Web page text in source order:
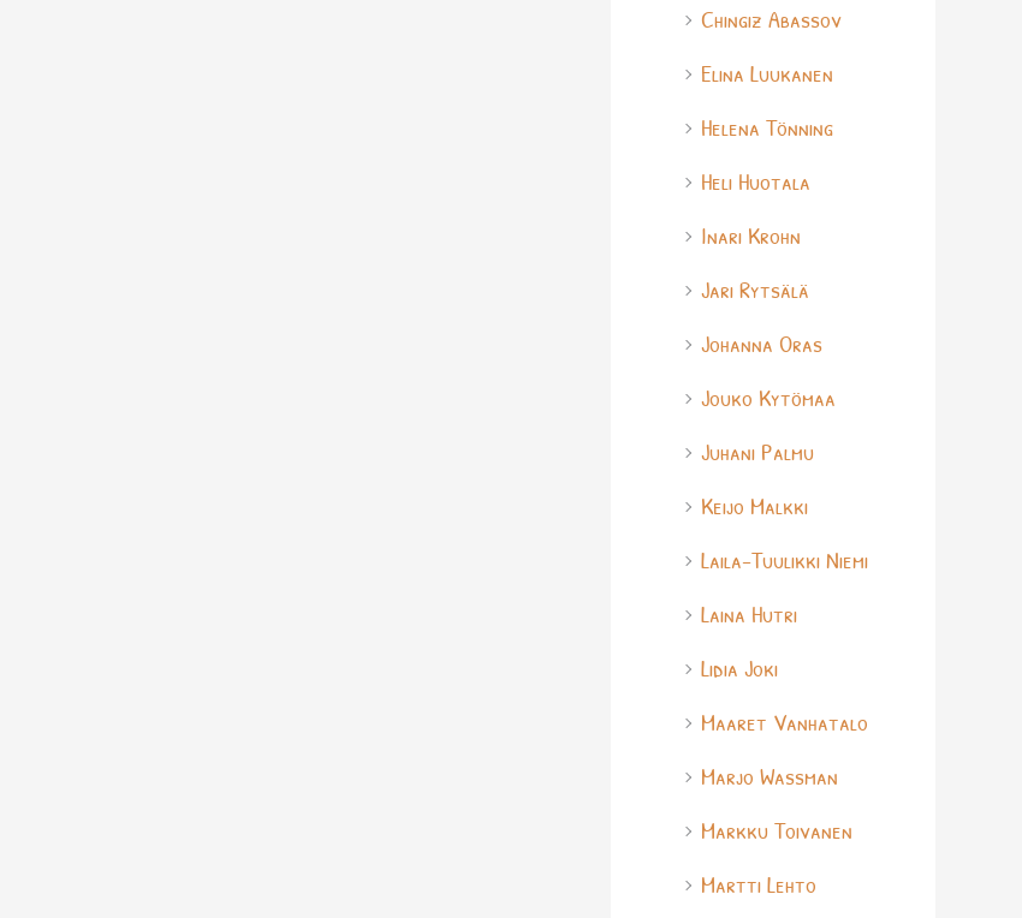
Chingiz Abassov
Elina Luukanen
Helena Tönning
Heli Huotala
Inari Krohn
Jari Rytsälä
Johanna Oras
Jouko Kytömaa
Juhani Palmu
Keijo Malkki
Laila-Tuulikki Niemi
Laina Hutri
Lidia Joki
Maaret Vanhatalo
Marjo Wassman
Markku Toivanen
Martti Lehto